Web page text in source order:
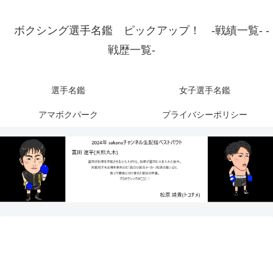
ボクシング選手名鑑 ピックアップ！ -戦績一覧- -
戦歴一覧-
選手名鑑 女子選手名鑑
アマボクパーク プライバシーポリシー